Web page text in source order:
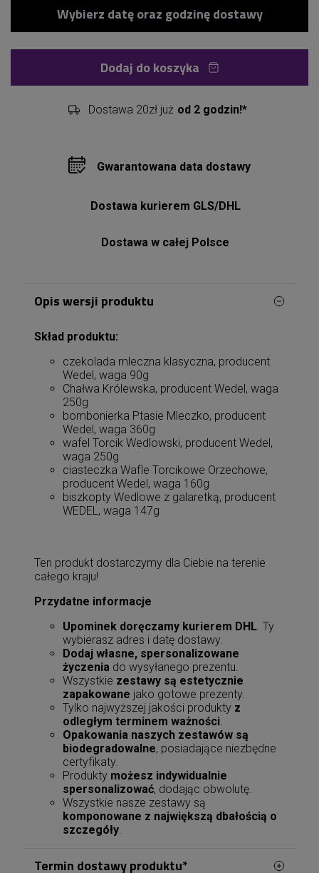
Dodaj do koszyka
Dostawa 20zł już od 2 godzin!*
Gwarantowana data dostawy
Dostawa kurierem GLS/DHL
Dostawa w całej Polsce
Opis wersji produktu
Skład produktu:
czekolada mleczna klasyczna, producent
Wedel, waga 90g
Chałwa Królewska, producent Wedel, waga
250g
bombonierka Ptasie Mleczko, producent
Wedel, waga 360g
wafel Torcik Wedlowski, producent Wedel,
waga 250g
ciasteczka Wafle Torcikowe Orzechowe,
producent Wedel, waga 160g
biszkopty Wedlowe z galaretką, producent
WEDEL, waga 147g
Ten produkt dostarczymy dla Ciebie na terenie
całego kraju!
Przydatne informacje
Upominek doręczamy kurierem DHL. Ty
wybierasz adres i datę dostawy.
Dodaj własne, spersonalizowane
życzenia do wysyłanego prezentu.
Wszystkie zestawy są estetycznie
zapakowane jako gotowe prezenty.
Tylko najwyższej jakości produkty z
odległym terminem ważności.
Opakowania naszych zestawów są
biodegradowalne, posiadające niezbędne
certyfikaty.
Produkty możesz indywidualnie
spersonalizować, dodając obwolutę.
Wszystkie nasze zestawy są
komponowane z największą dbałością o
szczegóły.
Termin dostawy produktu*